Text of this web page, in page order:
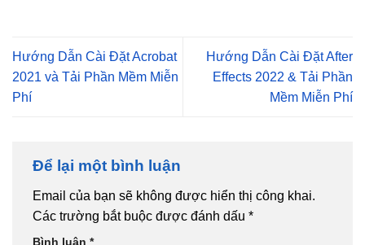
Hướng Dẫn Cài Đặt Acrobat
2021 và Tải Phần Mềm Miễn
Phí
Hướng Dẫn Cài Đặt After
Effects 2022 & Tải Phần
Mềm Miễn Phí
Để lại một bình luận
Email của bạn sẽ không được hiển thị công khai.
Các trường bắt buộc được đánh dấu *
Bình luận *